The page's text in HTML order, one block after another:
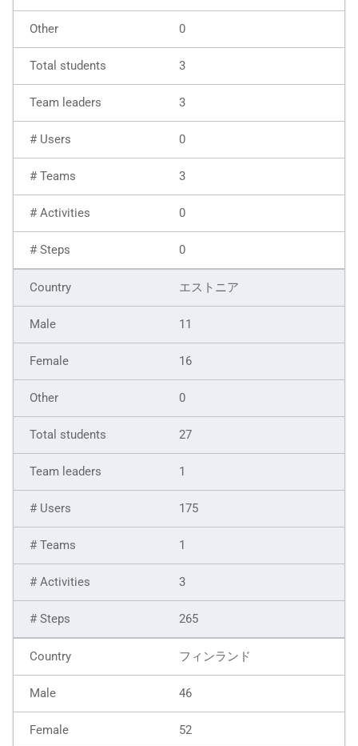
0
3
3
0
3
0
0
エストニア
11
16
0
27
1
175
1
3
265
フィンランド
46
52